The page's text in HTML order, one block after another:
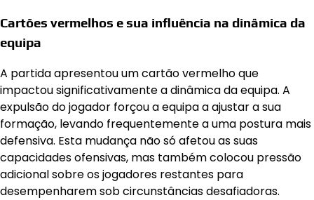
Cartões vermelhos e sua influência na dinâmica da
equipa
A partida apresentou um cartão vermelho que
impactou significativamente a dinâmica da equipa. A
expulsão do jogador forçou a equipa a ajustar a sua
formação, levando frequentemente a uma postura mais
defensiva. Esta mudança não só afetou as suas
capacidades ofensivas, mas também colocou pressão
adicional sobre os jogadores restantes para
desempenharem sob circunstâncias desafiadoras.